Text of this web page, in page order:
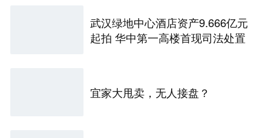
武汉绿地中心酒店资产9.666亿元
起拍 华中第一高楼首现司法处置
宜家大甩卖，无人接盘？